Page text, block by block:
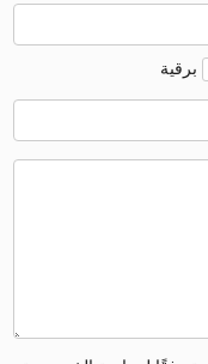
برقية